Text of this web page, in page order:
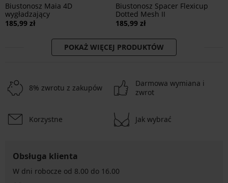
Biustonosz Maia 4D
wygładzający
185,99 zł
Biustonosz Spacer Flexicup
Dotted Mesh II
185,99 zł
POKAŻ WIĘCEJ PRODUKTÓW
8% zwrotu z zakupów
Darmowa wymiana i
zwrot
Korzystne Jak wybrać
Obsługa klienta
W dni robocze od 8.00 do 16.00